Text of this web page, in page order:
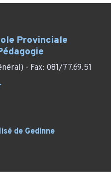
Provinciale
- Fax: 081/77.69.51
de Gedinne